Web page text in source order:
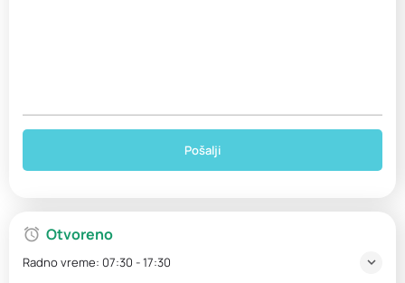
Otvoreno
Radno vreme: 07:30 - 17:30